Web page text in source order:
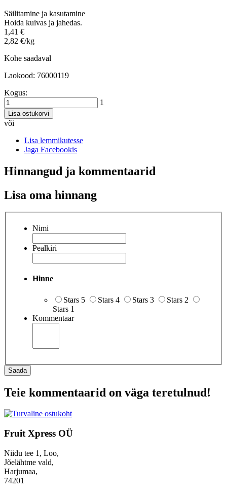
Säilitamine ja kasutamine
Hoida kuivas ja jahedas.
1,41 €
2,82 €/kg
Kohe saadaval
Laokood: 76000119
Kogus:
1
Lisa ostukorvi
või
Lisa lemmikutesse
Jaga Facebookis
Hinnangud ja kommentaarid
Lisa oma hinnang
Nimi
Pealkiri
Hinne
Stars 5 Stars 4 Stars 3
Stars 2
Stars 1
Kommentaar
Saada
Teie kommentaarid on väga teretulnud!
Fruit Xpress OÜ
Niidu tee 1, Loo,
Jõelähtme vald,
Harjumaa,
74201